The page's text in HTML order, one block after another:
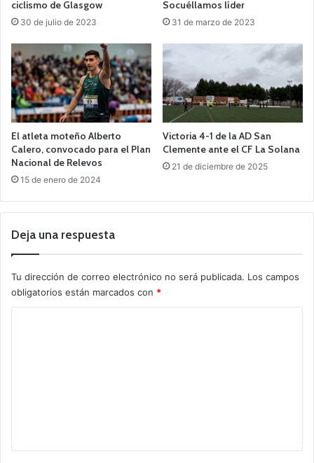
ciclismo de Glasgow
30 de julio de 2023
Socuéllamos líder
31 de marzo de 2023
El atleta moteño Alberto
Calero, convocado para el Plan
Nacional de Relevos
15 de enero de 2024
Victoria 4-1 de la AD San
Clemente ante el CF La Solana
21 de diciembre de 2025
Deja una respuesta
Tu dirección de correo electrónico no será publicada. Los campos
obligatorios están marcados con *